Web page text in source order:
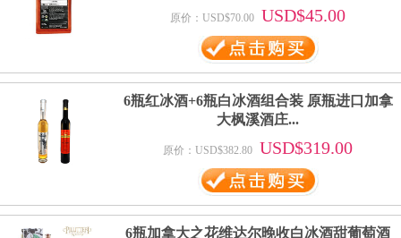
原价：USD$70.00 USD$45.00
6瓶红冰酒+6瓶白冰酒组合装 原瓶进口加拿
大枫溪酒庄...
原价：USD$382.80 USD$319.00
6瓶加拿大之花维达尔晚收白冰酒甜葡萄酒